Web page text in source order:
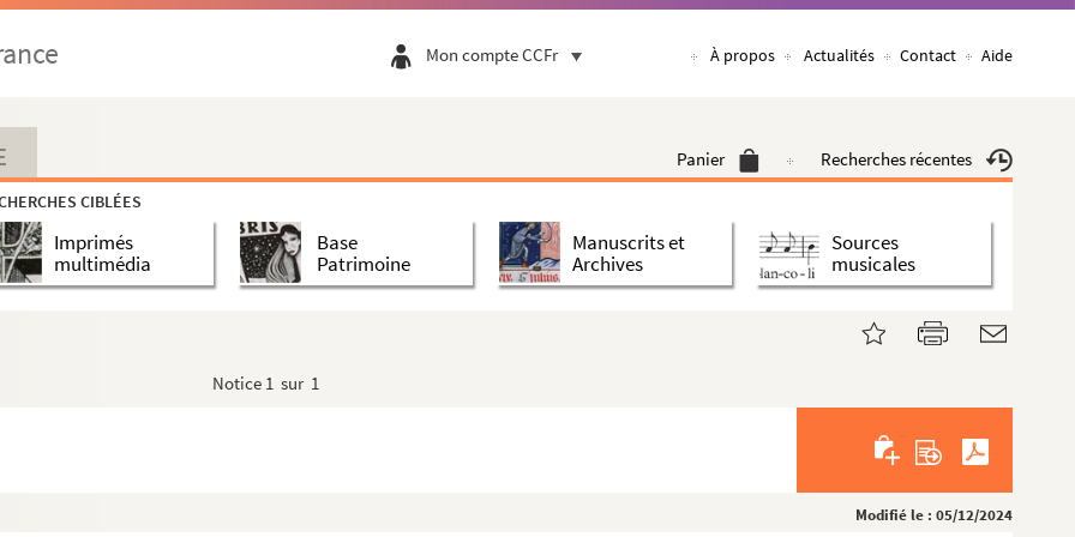
Mon compte CCFr À propos Actualités Contact Aide
Panier Recherches récentes
CIBLÉES
Imprimés
multimédia
Base
Patrimoine
Manuscrits et
Archives
Sources
musicales
Notice 1 sur 1
Modifié le : 05/12/2024
et Juliette
Terrible, etc.